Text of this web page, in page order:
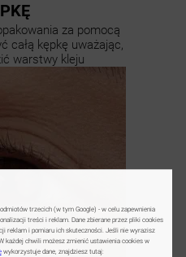
za pomocą
całą kępkę uważając,
warstwy kleju
trzecich (w tym Google) - w celu zapewnienia
treści i reklam. Dane zbierane przez pliki cookies
reklam i pomiaru ich skuteczności. Jeśli nie wyrazisz
każdej chwili możesz zmienić ustawienia cookies w
wykorzystuje dane, znajdziesz tutaj: